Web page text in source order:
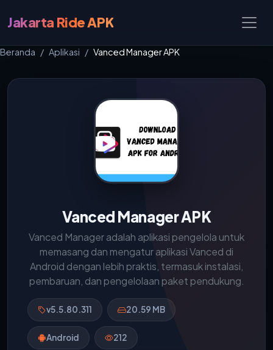
Jakarta Ride APK
Beranda Aplikasi Vanced Manager APK
Vanced Manager APK
Vanced Manager adalah aplikasi pengelola untuk
memasang dan mengatur aplikasi Vanced di
Android dengan lebih praktis, termasuk instalasi,
pembaruan, dan pengelolaan paket pendukung.
v5.5.80.311 20.59 MB
Android 212